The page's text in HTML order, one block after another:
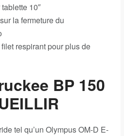
10″
la fermeture du
respirant pour plus de
BP 150
tel qu’un Olympus OM-D E-